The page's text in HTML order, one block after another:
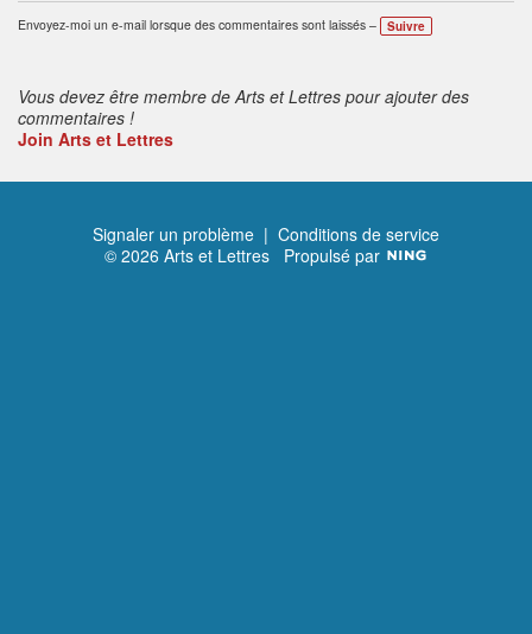
Envoyez-moi un e-mail lorsque des commentaires sont laissés – Suivre
Vous devez être membre de Arts et Lettres pour ajouter des
commentaires !
Join Arts et Lettres
Signaler un problème | Conditions de service
© 2026 Arts et Lettres Propulsé par